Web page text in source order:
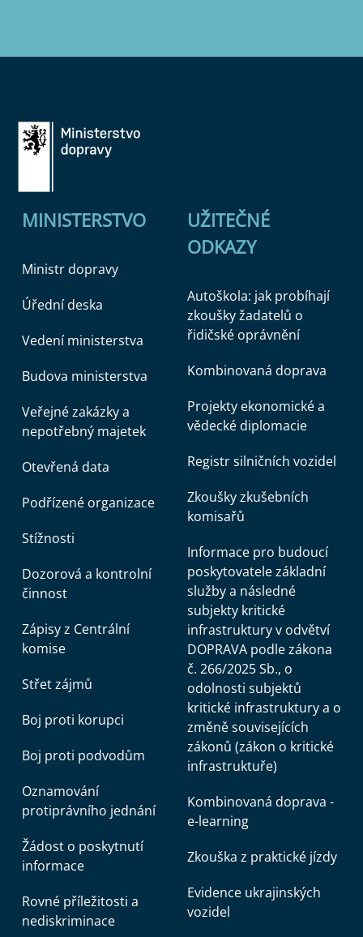
MINISTERSTVO
Ministr dopravy
Úřední deska
Vedení ministerstva
Budova ministerstva
Veřejné zakázky a
nepotřebný majetek
Otevřená data
Podřízené organizace
Stížnosti
Dozorová a kontrolní
činnost
Zápisy z Centrální
komise
Střet zájmů
Boj proti korupci
Boj proti podvodům
Oznamování
protiprávního jednání
Žádost o poskytnutí
informace
Rovné příležitosti a
nediskriminace
UŽITEČNÉ
ODKAZY
Autoškola: jak probíhají
zkoušky žadatelů o
řidičské oprávnění
Kombinovaná doprava
Projekty ekonomické a
vědecké diplomacie
Registr silničních vozidel
Zkoušky zkušebních
komisařů
Informace pro budoucí
poskytovatele základní
služby a následné
subjekty kritické
infrastruktury v odvětví
DOPRAVA podle zákona
č. 266/2025 Sb., o
odolnosti subjektů
kritické infrastruktury a o
změně souvisejících
zákonů (zákon o kritické
infrastruktuře)
Kombinovaná doprava -
e-learning
Zkouška z praktické jízdy
Evidence ukrajinských
vozidel